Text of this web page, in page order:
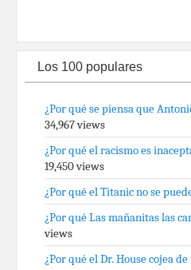
Los 100 populares
¿Por qué se piensa que
34,967 views
¿Por qué el racismo es
19,450 views
¿Por qué el Titanic no se
¿Por qué Las mañanitas las
views
¿Por qué el Dr. House cojea